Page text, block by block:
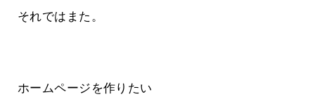
それではまた。
ホームページを作りたい